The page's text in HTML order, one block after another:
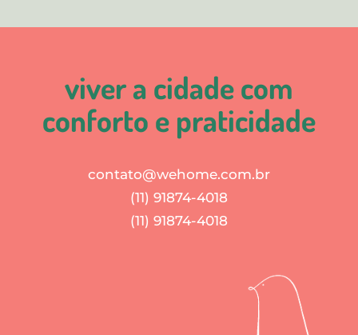
viver a cidade com
conforto e praticidade
contato@wehome.com.br
(11) 91874-4018
(11) 91874-4018